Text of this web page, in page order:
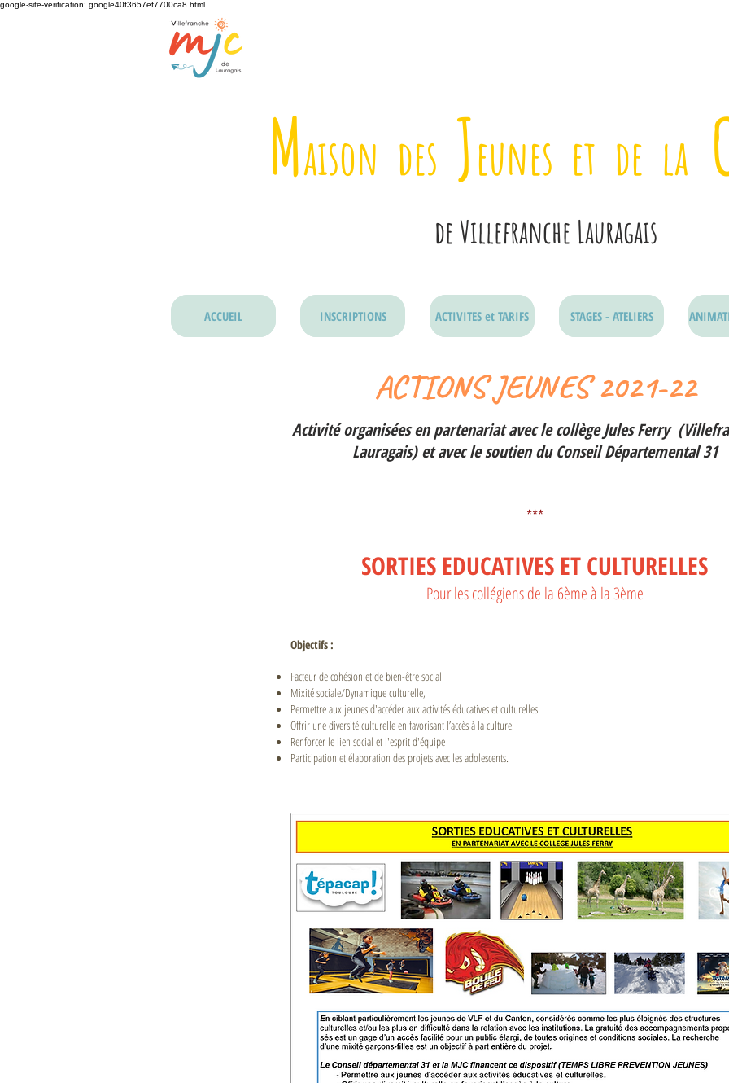
google-site-verification: google40f3657ef7700ca8.html
Maison des Jeunes et de la
de Villefranche Lauragais
Activité organisées en partenariat avec le collège Jules Ferry
Lauragais) et avec le soutien du Conseil Départemental 31
***
SORTIES EDUCATIVES ET CULTURELLES
Pour les collégiens de la 6ème à la 3ème
Objectifs :
Facteur de cohésion et de bien-être social
Mixité sociale/Dynamique culturelle,
Permettre aux jeunes d'accéder aux activités éducatives et culturelles
Offrir une diversité culturelle en favorisant l’accès à la culture.
Renforcer le lien social et l'esprit d'équipe
Participation et élaboration des projets avec les adolescents.
ACTIONS JEUNES 2021-22
ACCUEIL INSCRIPTIONS ACTIVITES et TARIFS STAGES - ATELIERS